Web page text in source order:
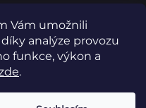
Vám umožnili
analýze provozu
funkce, výkon a
.